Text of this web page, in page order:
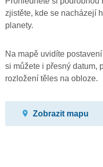
zjistěte, kde se nacházejí
planety.
Na mapě uvidíte
si můžete i přesný datum,
rozložení těles na obloze.
Zobrazit mapu